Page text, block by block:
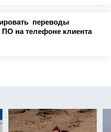
переводы
на телефоне клиента